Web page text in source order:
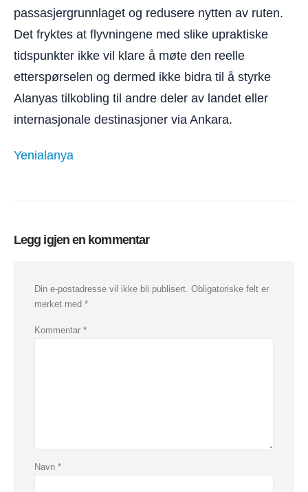
passasjergrunnlaget og redusere nytten av ruten.
Det fryktes at flyvningene med slike upraktiske
tidspunkter ikke vil klare å møte den reelle
etterspørselen og dermed ikke bidra til å styrke
Alanyas tilkobling til andre deler av landet eller
internasjonale destinasjoner via Ankara.
Yenialanya
Legg igjen en kommentar
Din e-postadresse vil ikke bli publisert. Obligatoriske felt er
merket med *
Kommentar *
Navn *